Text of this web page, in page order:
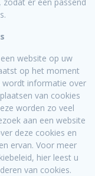
website op uw
op het moment
wordt informatie over
van cookies
worden zo veel
aan een website
deze cookies en
ervan. Voor meer
hier leest u
van cookies.